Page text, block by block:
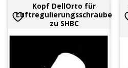
Kopf DellOrto für
Luftregulierungsschraube
zu SHBC